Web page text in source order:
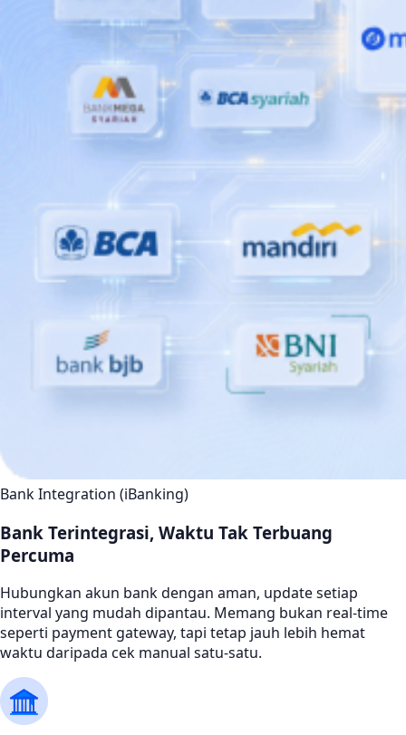
Bank Integration (iBanking)
Bank Terintegrasi, Waktu Tak Terbuang
Percuma
Hubungkan akun bank dengan aman, update setiap
interval yang mudah dipantau. Memang bukan real-time
seperti payment gateway, tapi tetap jauh lebih hemat
waktu daripada cek manual satu-satu.